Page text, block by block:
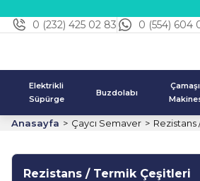
0 (232) 425 02 83 0 (554) 604
Elektrikli
Süpürge
Buzdolabı
Anasayfa Çaycı Semaver
Rezistans / Termik Çeşitleri